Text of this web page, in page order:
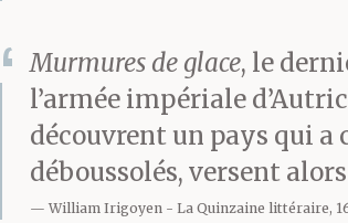
Murmures de glace, le
l’armée impériale
découvrent un pays qui a
déboussolés, versent
William Irigoyen La Quinzaine littéraire,